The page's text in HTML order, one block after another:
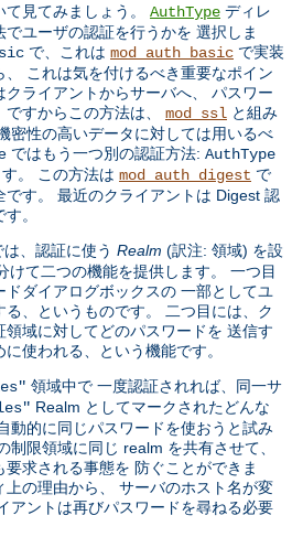
見てみましょう。 AuthType ディレ
ユーザの認証を行うかを 選択しま
で、これは mod_auth_basic で実装
これは気を付けるべき重要なポイン
クライアントからサーバへ、 パスワー
ですからこの方法は、 mod_ssl と組み
密性の高いデータに対しては用いるべ
ではもう一つ別の認証方法: AuthType
。 この方法は mod_auth_digest で
す。 最近のクライアントは Digest 認
。
、認証に使う Realm (訳注: 領域) を設
けて二つの機能を提供します。 一つ目
ダイアログボックスの 一部としてユ
、というものです。 二つ目には、ク
域に対してどのパスワードを 送信す
使われる、という機能です。
領域中で 一度認証されれば、同一サ
Realm としてマークされたどんな
動的に同じパスワードを使おうと試み
制限領域に同じ realm を共有させて、
求される事態を 防ぐことができま
の理由から、 サーバのホスト名が変
アントは再びパスワードを尋ねる必要